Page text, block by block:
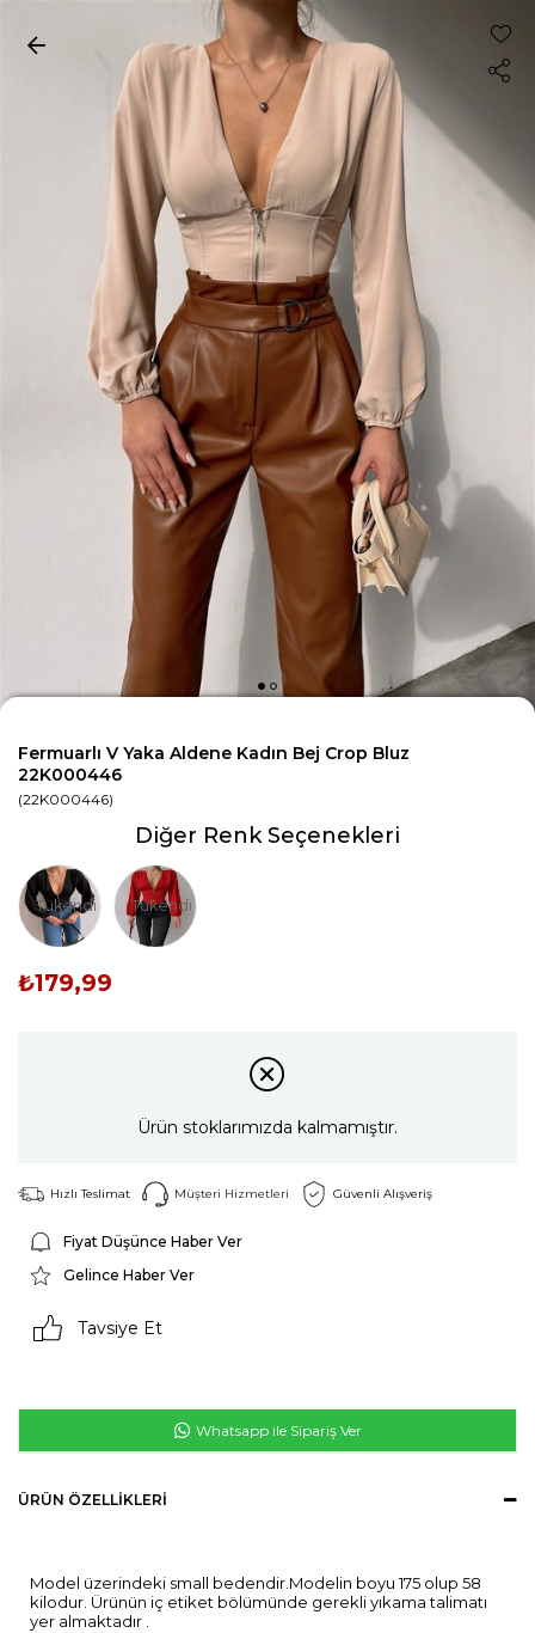
Fermuarlı V Yaka Aldene Kadın Bej Crop Bluz
22K000446
(22K000446)
Diğer Renk Seçenekleri
Tükendi Tükendi
₺179,99
Ürün stoklarımızda kalmamıştır.
Hızlı Teslimat Müşteri Hizmetleri Güvenli Alışveriş
Fiyat Düşünce Haber Ver
Gelince Haber Ver
Tavsiye Et
Whatsapp ile Sipariş Ver
ÜRÜN ÖZELLIKLERI
Model üzerindeki small bedendir.Modelin boyu 175 olup 58
kilodur. Ürünün iç etiket bölümünde gerekli yıkama talimatı
yer almaktadır .